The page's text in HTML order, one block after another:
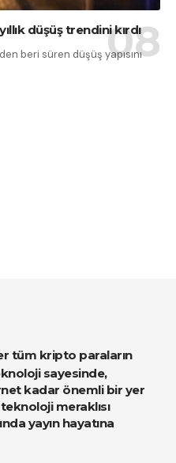
düşüş trendini kırdı
beri süren düşüş yapısını
sayesinde,
kadar önemli bir yer
meraklısı
yayın hayatına